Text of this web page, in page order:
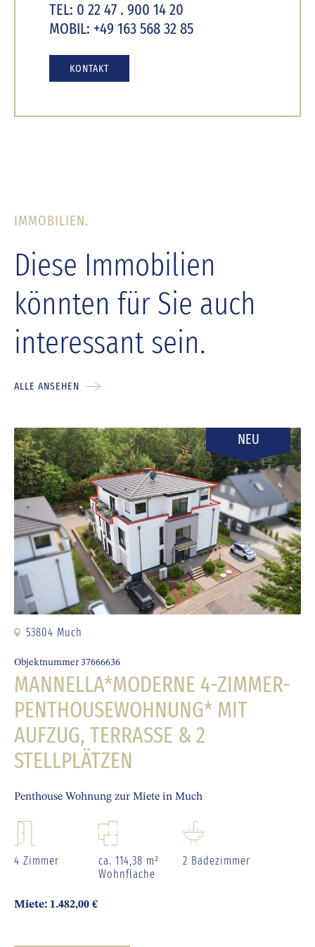
TEL: 0 22 47 . 900 14 20
MOBIL: +49 163 568 32 85
KONTAKT
IMMOBILIEN.
Diese Immobilien
könnten für Sie auch
interessant sein.
ALLE ANSEHEN
NEU
53804 Much
Objektnummer 37666636
MANNELLA*MODERNE 4-ZIMMER-
PENTHOUSEWOHNUNG* MIT
AUFZUG, TERRASSE & 2
STELLPLÄTZEN
Penthouse Wohnung zur Miete in Much
4 Zimmer
ca. 114,38 m²
Wohnfläche
2 Badezimmer
Miete: 1.482,00 €